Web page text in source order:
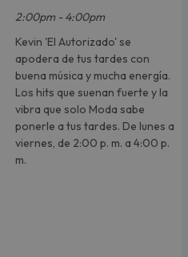
2:00pm - 4:00pm
Kevin 'El Autorizado' se
apodera de tus tardes con
buena música y mucha energía.
Los hits que suenan fuerte y la
vibra que solo Moda sabe
ponerle a tus tardes. De lunes a
viernes, de 2:00 p. m. a 4:00 p.
m.